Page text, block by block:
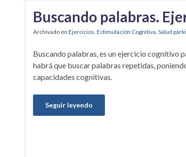
Buscando palabras.
Archivado en Ejercicios Estimulación Cognitiva Salud
Buscando palabras, es un ejercicio cognitivo
habrá que buscar palabras repetidas,
capacidades cognitivas.
Seguir leyendo